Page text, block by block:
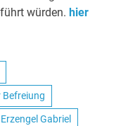
würden. hier
Befreiung
Erzengel Gabriel